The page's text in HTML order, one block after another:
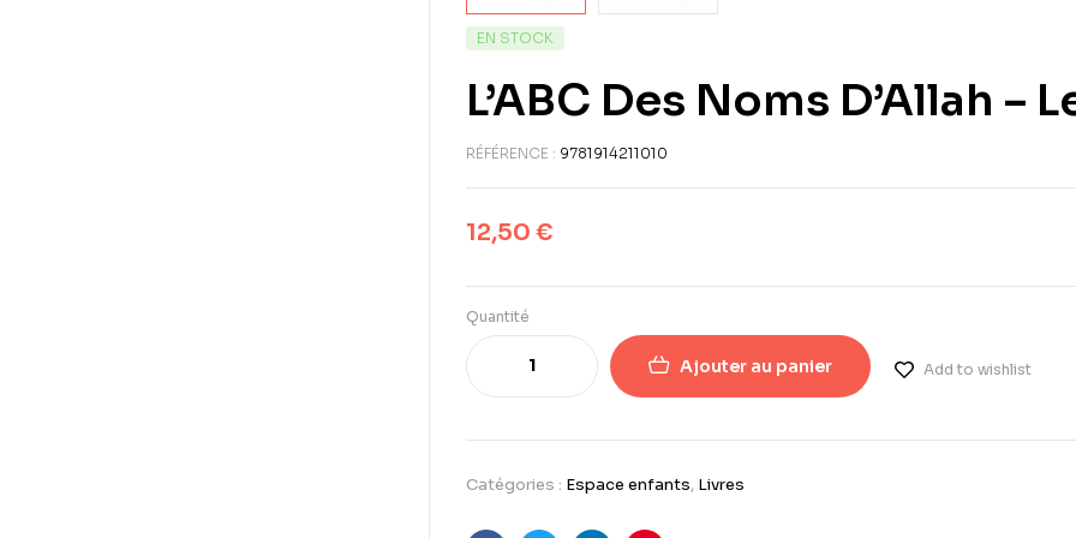
EN STOCK
L’ABC Des Noms D’Allah –
RÉFÉRENCE : 9781914211010
12,50 €
Quantité
Ajouter au panier Add to wishlist
Catégories : Espace enfants, Livres